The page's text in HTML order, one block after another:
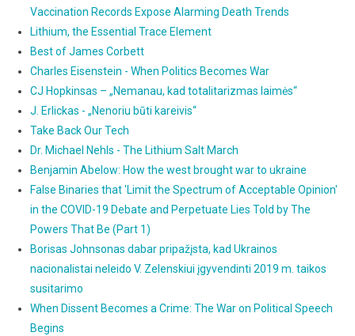
Vaccination Records Expose Alarming Death Trends
Lithium, the Essential Trace Element
Best of James Corbett
Charles Eisenstein - When Politics Becomes War
CJ Hopkinsas – „Nemanau, kad totalitarizmas laimės“
J. Erlickas - „Nenoriu būti kareivis“
Take Back Our Tech
Dr. Michael Nehls - The Lithium Salt March
Benjamin Abelow: How the west brought war to ukraine
False Binaries that 'Limit the Spectrum of Acceptable Opinion'
in the COVID-19 Debate and Perpetuate Lies Told by The
Powers That Be (Part 1)
Borisas Johnsonas dabar pripažįsta, kad Ukrainos
nacionalistai neleido V. Zelenskiui įgyvendinti 2019 m. taikos
susitarimo
When Dissent Becomes a Crime: The War on Political Speech
Begins